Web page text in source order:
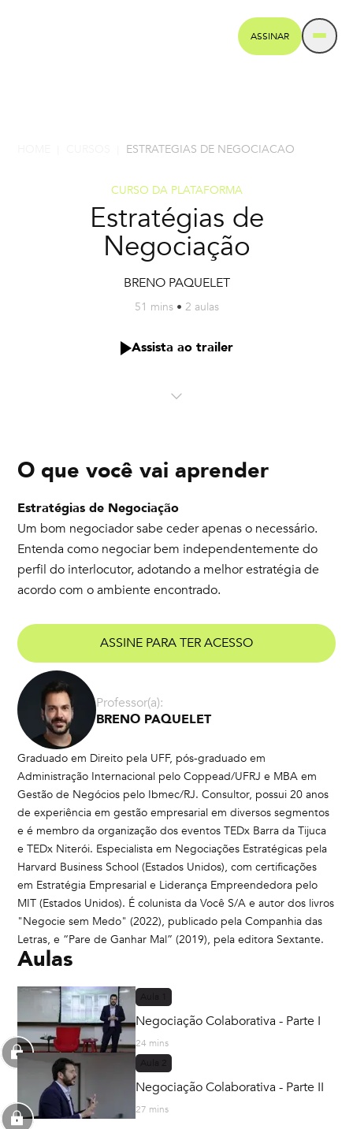
ASSINAR
ESTRATEGIAS DE NEGOCIACAO
CURSO DA PLATAFORMA
Estratégias de
Negociação
BRENO PAQUELET
51 mins • 2 aulas
Assista ao trailer
O que você vai aprender
Estratégias de Negociação
Um bom negociador sabe ceder apenas o necessário.
Entenda como negociar bem independentemente do
perfil do interlocutor, adotando a melhor estratégia de
acordo com o ambiente encontrado.
ASSINE PARA TER ACESSO
Professor(a):
BRENO PAQUELET
Graduado em Direito pela UFF, pós-graduado em
Administração Internacional pelo Coppead/UFRJ e MBA em
Gestão de Negócios pelo Ibmec/RJ. Consultor, possui 20 anos
de experiência em gestão empresarial em diversos segmentos
e é membro da organização dos eventos TEDx Barra da Tijuca
e TEDx Niterói. Especialista em Negociações Estratégicas pela
Harvard Business School (Estados Unidos), com certificações
em Estratégia Empresarial e Liderança Empreendedora pelo
MIT (Estados Unidos). É colunista da Você S/A e autor dos livros
"Negocie sem Medo" (2022), publicado pela Companhia das
Letras, e “Pare de Ganhar Mal” (2019), pela editora Sextante.
Aulas
Negociação Colaborativa - Parte I
24 mins
Negociação Colaborativa - Parte II
27 mins